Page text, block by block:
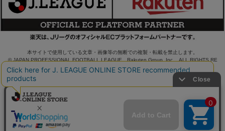
本サイトで使用している文章・画像等の無断での複製・転載を禁止します。
© JAPAN PROFESSIONAL FOOTBALL LEAGUE Rakuten Group, Inc. ALL RIGHTS RE
SERVED.